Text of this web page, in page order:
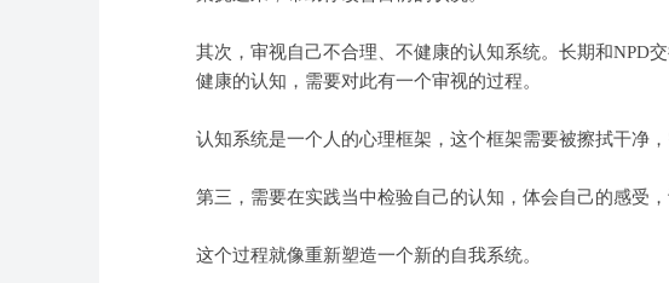
其次，审视自己不合理、不健康的认知系统。长期和NPD
健康的认知，需要对此有一个审视的过程。
认知系统是一个人的心理框架，这个框架需要被擦拭干净，
第三，需要在实践当中检验自己的认知，体会自己的感受，
这个过程就像重新塑造一个新的自我系统。